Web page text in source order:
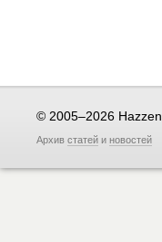
© 2005–2026 Hazzen
Архив статей и новостей